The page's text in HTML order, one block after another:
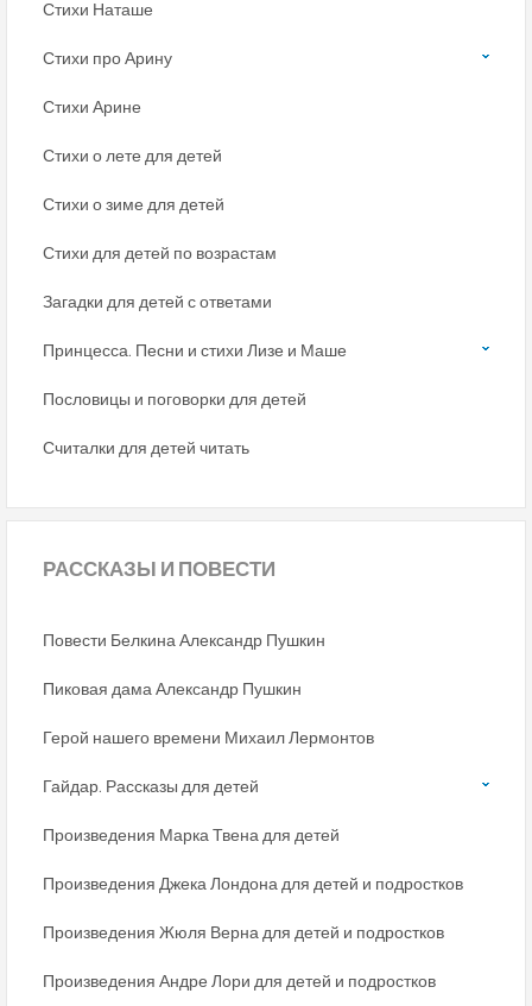
Стихи Наташе
Стихи про Арину
Стихи Арине
Стихи о лете для детей
Стихи о зиме для детей
Стихи для детей по возрастам
Загадки для детей с ответами
Принцесса. Песни и стихи Лизе и Маше
Пословицы и поговорки для детей
Считалки для детей читать
РАССКАЗЫ И ПОВЕСТИ
Повести Белкина Александр Пушкин
Пиковая дама Александр Пушкин
Герой нашего времени Михаил Лермонтов
Гайдар. Рассказы для детей
Произведения Марка Твена для детей
Произведения Джека Лондона для детей и подростков
Произведения Жюля Верна для детей и подростков
Произведения Андре Лори для детей и подростков